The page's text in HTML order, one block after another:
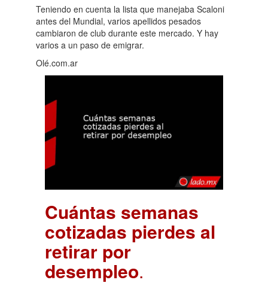
Teniendo en cuenta la lista que manejaba Scaloni
antes del Mundial, varios apellidos pesados
cambiaron de club durante este mercado. Y hay
varios a un paso de emigrar.
Olé.com.ar
Cuántas semanas
cotizadas pierdes al
retirar por
desempleo.